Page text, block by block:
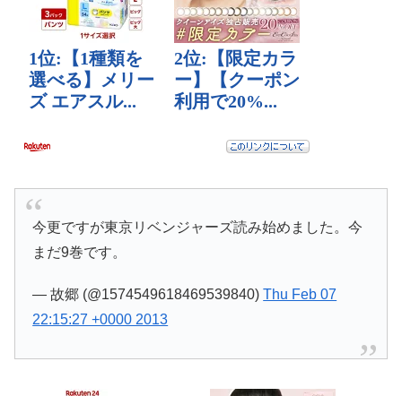
今更ですが東京リベンジャーズ読み始めました。今
まだ9巻です。
— 故郷 (@1574549618469539840)Thu Feb 07
22:15:27 +0000 2013